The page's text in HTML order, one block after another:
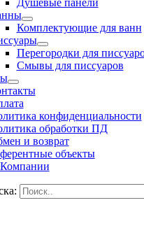
Душевые панели
Комплектующие для ванн
Перегородки для
Смывы для писсуаров
конфиденциальности
обработки ПД
и возврат
объекты